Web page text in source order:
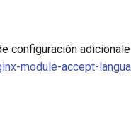
configuración
module-accept-